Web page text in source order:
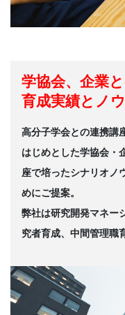
学協会、企業
育成実績とノ
高分子学会との連携講
はじめとした学協会・
座で培ったシナリオノ
めにご提案。
弊社は研究開発マネー
究者育成、中間管理職